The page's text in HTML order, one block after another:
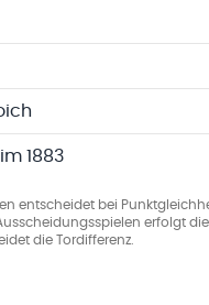
1883
entscheidet bei
erfolgt
die Tordifferenz.